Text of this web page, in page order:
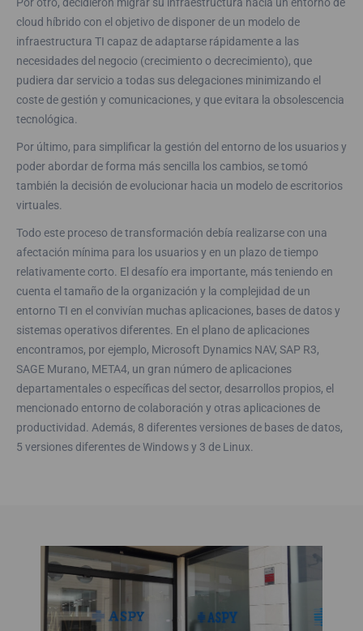
cloud híbrido con el objetivo de disponer de un modelo de
infraestructura TI capaz de adaptarse rápidamente a las
necesidades del negocio (crecimiento o decrecimiento), que
pudiera dar servicio a todas sus delegaciones minimizando el
coste de gestión y comunicaciones, y que evitara la obsolescencia
tecnológica.
Por último, para simplificar la gestión del entorno de los usuarios y
poder abordar de forma más sencilla los cambios, se tomó
también la decisión de evolucionar hacia un modelo de escritorios
virtuales.
Todo este proceso de transformación debía realizarse con una
afectación mínima para los usuarios y en un plazo de tiempo
relativamente corto. El desafío era importante, más teniendo en
cuenta el tamaño de la organización y la complejidad de un
entorno TI en el convivían muchas aplicaciones, bases de datos y
sistemas operativos diferentes. En el plano de aplicaciones
encontramos, por ejemplo, Microsoft Dynamics NAV, SAP R3,
SAGE Murano, META4, un gran número de aplicaciones
departamentales o específicas del sector, desarrollos propios, el
mencionado entorno de colaboración y otras aplicaciones de
productividad. Además, 8 diferentes versiones de bases de datos,
5 versiones diferentes de Windows y 3 de Linux.